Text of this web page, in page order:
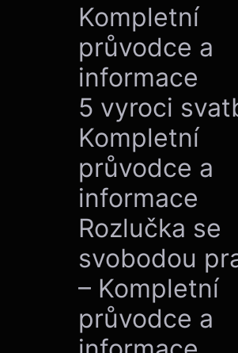
Kompletní
průvodce a
informace
5 vyroci
Kompletní
průvodce a
informace
Rozlučka se
svobodou
– Kompletní
průvodce a